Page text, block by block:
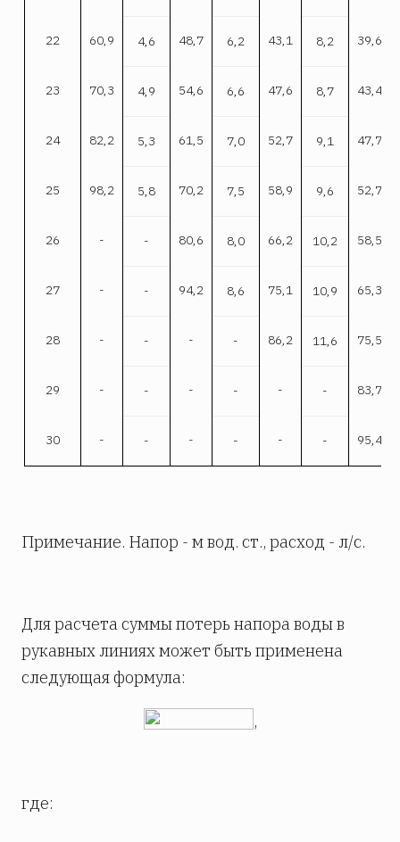
22 60,9 4,6 48,7 6,2 43,1 8,2 39,6
23 70,3 4,9 54,6 6,6 47,6 8,7 43,4
24 82,2 5,3 61,5 7,0 52,7 9,1 47,7
25 98,2 5,8 70,2 7,5 58,9 9,6 52,7
26 - - 80,6 8,0 66,2 10,2 58,5
27 - - 94,2 8,6 75,1 10,9 65,3
28 - - - - 86,2 11,6 75,5
29 - - - - - - 83,7
30 - - - - - - 95,4
Примечание. Напор - м вод. ст., расход - л/с.
Для расчета суммы потерь напора воды в
рукавных линиях может быть применена
следующая формула:
,
где: